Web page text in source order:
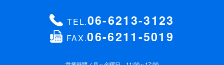
TEL.06-6213-3123
FAX.06-6211-5019